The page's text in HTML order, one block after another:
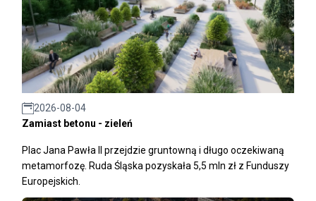
2026-08-04
Zamiast betonu - zieleń
Plac Jana Pawła II przejdzie gruntowną i długo oczekiwaną
metamorfozę. Ruda Śląska pozyskała 5,5 mln zł z Funduszy
Europejskich.